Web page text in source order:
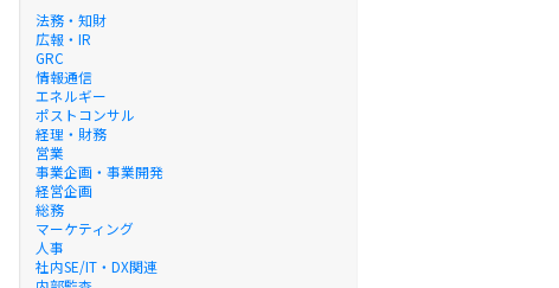
法務・知財
広報・IR
GRC
情報通信
エネルギー
ポストコンサル
経理・財務
営業
事業企画・事業開発
経営企画
総務
マーケティング
人事
社内SE/IT・DX関連